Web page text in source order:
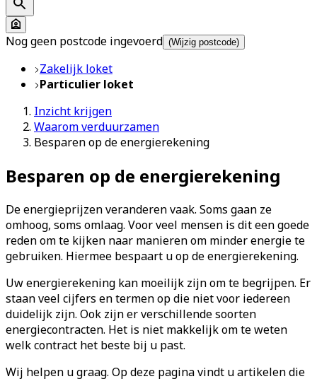
Nog geen postcode ingevoerd (Wijzig postcode)
Zakelijk loket
Particulier loket
Inzicht krijgen
Waarom verduurzamen
Besparen op de energierekening
Besparen op de energierekening
De energieprijzen veranderen vaak. Soms gaan ze
omhoog, soms omlaag. Voor veel mensen is dit een goede
reden om te kijken naar manieren om minder energie te
gebruiken. Hiermee bespaart u op de energierekening.
Uw energierekening kan moeilijk zijn om te begrijpen. Er
staan veel cijfers en termen op die niet voor iedereen
duidelijk zijn. Ook zijn er verschillende soorten
energiecontracten. Het is niet makkelijk om te weten
welk contract het beste bij u past.
Wij helpen u graag. Op deze pagina vindt u artikelen die